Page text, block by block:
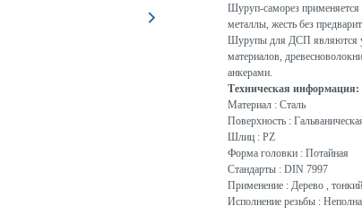
Шуруп-саморез применяется
металлы, жесть без
Шурупы для ДСП являются
материалов,
анкерами.
Техническая информация:
Материал : Сталь
Поверхность :
Шлиц : PZ
Форма головки : Потайная
Стандарты : DIN 7997
Применение : Дерево ,
Исполнение резьбы :